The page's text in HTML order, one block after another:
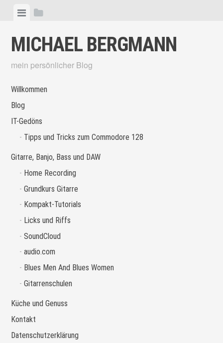
Skip
content
ViewView
MICHAEL BERGMANN
mein persönlicher Blog
Willkommen
Blog
IT-Gedöns
Tipps und Tricks zum Commodore 128
Gitarre, Banjo, Bass und DAW
Home Recording
Grundkurs Gitarre
Kompakt-Tutorials
Licks und Riffs
SoundCloud
audio.com
Blues Men And Blues Women
Gitarrenschulen
Küche und Genuss
Kontakt
Datenschutzerklärung